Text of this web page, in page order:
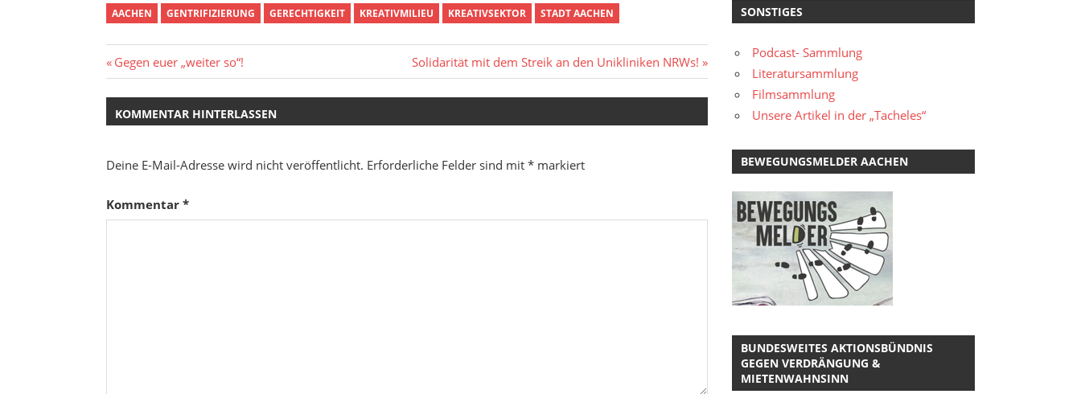
AACHEN GENTRIFIZIERUNG GERECHTIGKEIT KREATIVMILIEU KREATIVSEKTOR STADT AACHEN
Beitragsnavigation
Vorheriger
Beitrag:
Gegen euer „weiter so“!
Nächster
Beitrag:
Solidarität mit dem Streik an den Unikliniken NRWs!
KOMMENTAR HINTERLASSEN
Deine E-Mail-Adresse wird nicht veröffentlicht. Erforderliche Felder sind mit * markiert
Kommentar *
SONSTIGES
Podcast- Sammlung
Literatursammlung
Filmsammlung
Unsere Artikel in der „Tacheles“
BEWEGUNGSMELDER AACHEN
BUNDESWEITES AKTIONSBÜNDNIS
GEGEN VERDRÄNGUNG &
MIETENWAHNSINN